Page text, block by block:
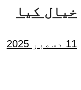
خیال کیا
11 دسمبر 2025